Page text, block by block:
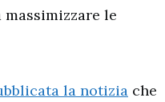
massimizzare le
la notizia che